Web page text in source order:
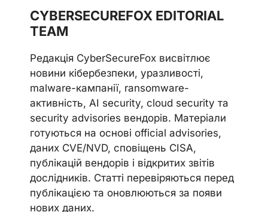
CYBERSECUREFOX EDITORIAL
TEAM
Редакція CyberSecureFox висвітлює
новини кібербезпеки, уразливості,
malware-кампанії, ransomware-
активність, AI security, cloud security та
security advisories вендорів. Матеріали
готуються на основі official advisories,
даних CVE/NVD, сповіщень CISA,
публікацій вендорів і відкритих звітів
дослідників. Статті перевіряються перед
публікацією та оновлюються за появи
нових даних.